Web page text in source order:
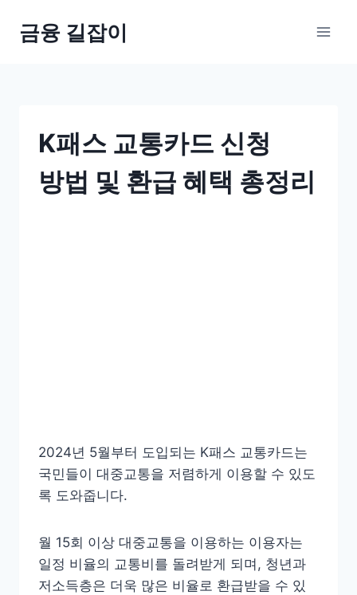
금융 길잡이
K패스 교통카드 신청
방법 및 환급 혜택 총정리
2024년 5월부터 도입되는 K패스 교통카드는
국민들이 대중교통을 저렴하게 이용할 수 있도
록 도와줍니다.
월 15회 이상 대중교통을 이용하는 이용자는
일정 비율의 교통비를 돌려받게 되며, 청년과
저소득층은 더욱 많은 비율로 환급받을 수 있